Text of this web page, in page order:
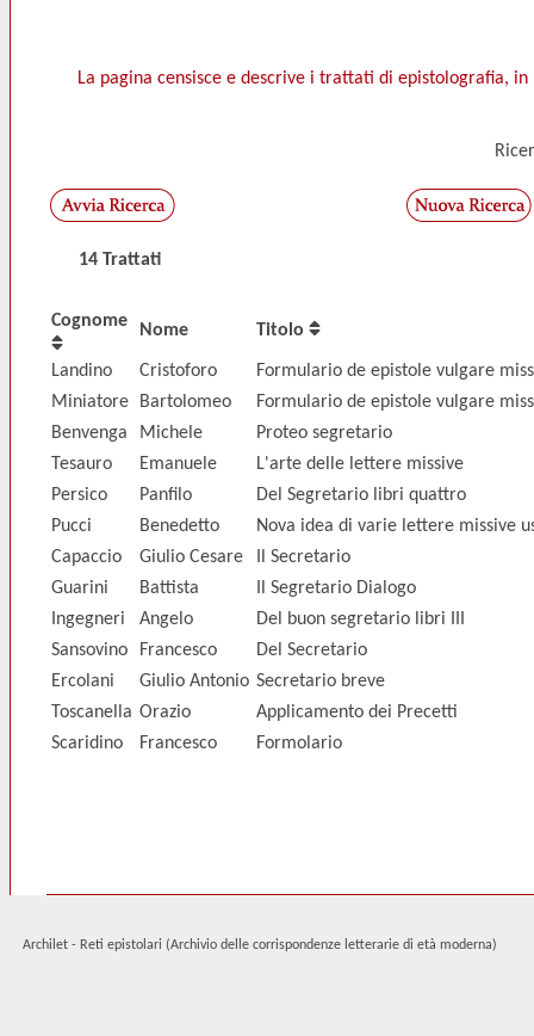
La pagina censisce e descrive i trattati di epistolografia,
14 Trattati
Cognome Nome Titolo
Landino Cristoforo
Formulario de epistole vulgare
Miniatore
Bartolomeo
Formulario de epistole vulgare
Benvenga
Michele
Proteo segretario
Tesauro
Emanuele
L'arte delle lettere missive
Persico
Panfilo
Del Segretario libri quattro
Pucci
Benedetto
Nova idea di varie lettere missive
Capaccio
Giulio Cesare
Il Secretario
Guarini
Battista
Il Segretario Dialogo
Ingegneri
Angelo
Del buon segretario libri III
Sansovino
Francesco
Del Secretario
Ercolani
Giulio Antonio Secretario breve
Toscanella Orazio
Applicamento dei Precetti
Scaridino
Francesco Formolario
Archilet - Reti epistolari (Archivio delle corrispondenze letterarie di età moderna)